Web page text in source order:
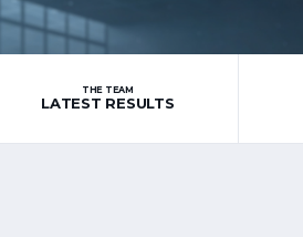
THE TEAM
LATEST RESULTS